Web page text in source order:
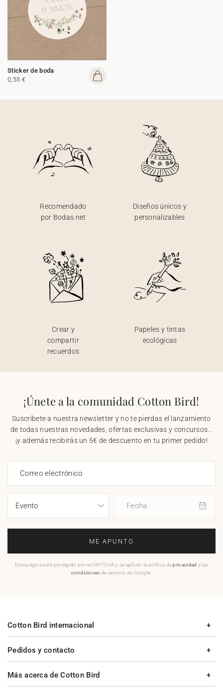
Sticker de boda
0,55 €
Recomendado
por Bodas.net
Diseños únicos y
personalizables
Crear y
compartir
recuerdos
Papeles y tintas
ecológicas
¡Únete a la comunidad Cotton Bird!
Suscríbete a nuestra newsletter y no te pierdas el lanzamiento
de todas nuestras novedades, ofertas exclusivas y concursos...
¡y además recibirás un 5€ de descuento en tu primer pedido!
Correo electrónico
Fecha
ME APUNTO
Esta página está protegido por reCAPTCHA y se aplican la política deprivacidad y las
condiciones de servicio de Google.
Pedidos y contacto
Más acerca de Cotton Bird
Cotton Bird internacional